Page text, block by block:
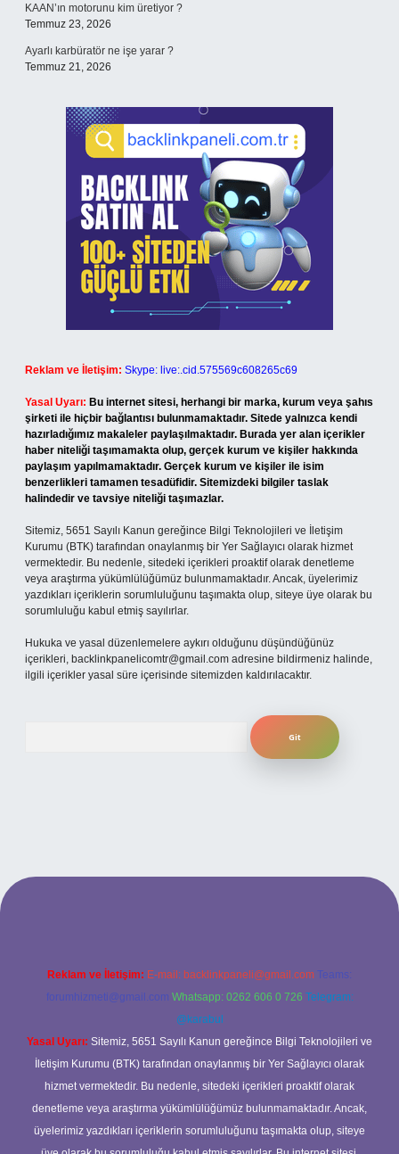
KAAN’ın motorunu kim üretiyor ?
Temmuz 23, 2026
Ayarlı karbüratör ne işe yarar ?
Temmuz 21, 2026
Reklam ve İletişim: Skype: live:.cid.575569c608265c69
Yasal Uyarı: Bu internet sitesi, herhangi bir marka, kurum veya şahıs
şirketi ile hiçbir bağlantısı bulunmamaktadır. Sitede yalnızca kendi
hazırladığımız makaleler paylaşılmaktadır. Burada yer alan içerikler
haber niteliği taşımamakta olup, gerçek kurum ve kişiler hakkında
paylaşım yapılmamaktadır. Gerçek kurum ve kişiler ile isim
benzerlikleri tamamen tesadüfidir. Sitemizdeki bilgiler taslak
halindedir ve tavsiye niteliği taşımazlar.
Sitemiz, 5651 Sayılı Kanun gereğince Bilgi Teknolojileri ve İletişim
Kurumu (BTK) tarafından onaylanmış bir Yer Sağlayıcı olarak hizmet
vermektedir. Bu nedenle, sitedeki içerikleri proaktif olarak denetleme
veya araştırma yükümlülüğümüz bulunmamaktadır. Ancak, üyelerimiz
yazdıkları içeriklerin sorumluluğunu taşımakta olup, siteye üye olarak bu
sorumluluğu kabul etmiş sayılırlar.
Hukuka ve yasal düzenlemelere aykırı olduğunu düşündüğünüz
içerikleri, backlinkpanelicomtr@gmail.com adresine bildirmeniz halinde,
ilgili içerikler yasal süre içerisinde sitemizden kaldırılacaktır.
yeni giriş
Reklam ve İletişim: E-mail: backlinkpaneli@gmail.com Teams:
forumhizmeti@gmail.com Whatsapp: 0262 606 0 726 Telegram:
@karabul
Yasal Uyarı: Sitemiz, 5651 Sayılı Kanun gereğince Bilgi Teknolojileri ve
İletişim Kurumu (BTK) tarafından onaylanmış bir Yer Sağlayıcı olarak
hizmet vermektedir. Bu nedenle, sitedeki içerikleri proaktif olarak
denetleme veya araştırma yükümlülüğümüz bulunmamaktadır. Ancak,
üyelerimiz yazdıkları içeriklerin sorumluluğunu taşımakta olup, siteye